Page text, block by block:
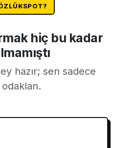
hiç bu kadar
hazır; sen sadece